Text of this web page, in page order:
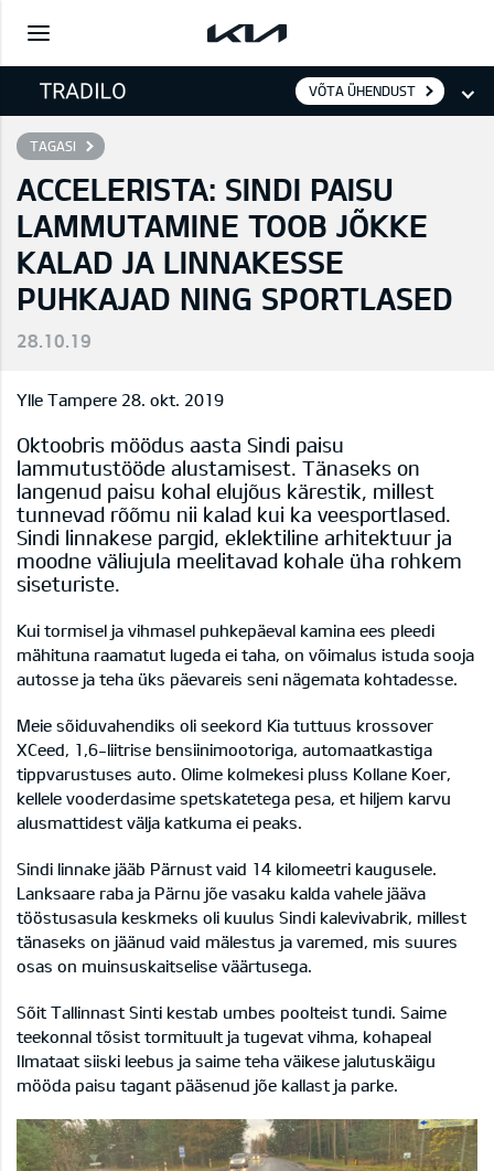
VÕTA ÜHENDUST
TAGASI
ACCELERISTA: SINDI PAISU
LAMMUTAMINE TOOB JÕKKE
KALAD JA LINNAKESSE
PUHKAJAD NING SPORTLASED
28.10.19
Ylle Tampere 28. okt. 2019
Oktoobris möödus aasta Sindi paisu
lammutustööde alustamisest. Tänaseks on
langenud paisu kohal elujõus kärestik, millest
tunnevad rõõmu nii kalad kui ka veesportlased.
Sindi linnakese pargid, eklektiline arhitektuur ja
moodne väliujula meelitavad kohale üha rohkem
siseturiste.
Kui tormisel ja vihmasel puhkepäeval kamina ees pleedi
mähituna raamatut lugeda ei taha, on võimalus istuda sooja
autosse ja teha üks päevareis seni nägemata kohtadesse.
Meie sõiduvahendiks oli seekord Kia tuttuus krossover
XCeed, 1,6-liitrise bensiinimootoriga, automaatkastiga
tippvarustuses auto. Olime kolmekesi pluss Kollane Koer,
kellele vooderdasime spetskatetega pesa, et hiljem karvu
alusmattidest välja katkuma ei peaks.
Sindi linnake jääb Pärnust vaid 14 kilomeetri kaugusele.
Lanksaare raba ja Pärnu jõe vasaku kalda vahele jääva
tööstusasula keskmeks oli kuulus Sindi kalevivabrik, millest
tänaseks on jäänud vaid mälestus ja varemed, mis suures
osas on muinsuskaitselise väärtusega.
Sõit Tallinnast Sinti kestab umbes poolteist tundi. Saime
teekonnal tõsist tormituult ja tugevat vihma, kohapeal
Ilmataat siiski leebus ja saime teha väikese jalutuskäigu
mööda paisu tagant pääsenud jõe kallast ja parke.